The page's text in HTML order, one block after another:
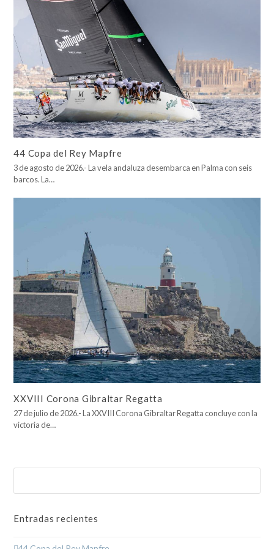
44 Copa del Rey Mapfre
3 de agosto de 2026.- La vela andaluza desembarca en Palma con seis
barcos. La…
XXVIII Corona Gibraltar Regatta
27 de julio de 2026.- La XXVIII Corona Gibraltar Regatta concluye con la
victoria de…
Entradas recientes